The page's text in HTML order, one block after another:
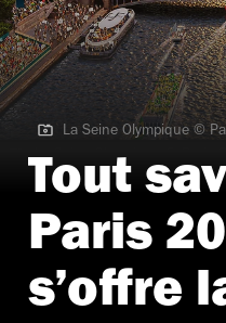
La Seine Olympique © Paris
La Seine Olympique ©
Tout
Paris
s’offre